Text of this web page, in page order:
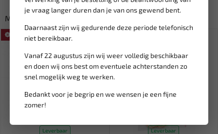
je vraag langer duren dan je van ons gewend bent.
Daarnaast zijn wij gedurende deze periode telefonisch
niet bereikbaar.
Vanaf 22 augustus zijn wij weer volledig beschikbaar
en doen wij ons best om eventuele achterstanden zo
snel mogelijk weg te werken.
Bedankt voor je begrip en we wensen je een fijne
zomer!
Misschien ook interessant:
Leverbaar Leverbaar